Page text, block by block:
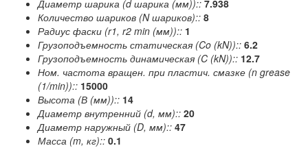
Диаметр шарика (d шарика (мм)):: 7.938
Количество шариков (N шариков):: 8
Радиус фаски (r1, r2 min (мм)):: 1
Грузоподъемность статическая (Co (kN)):: 6.2
Грузоподъемность динамическая (C (kN)):: 12.7
Ном. частота вращен. при пластич. смазке (n grease
(1/min)):: 15000
Высота (В (мм)):: 14
Диаметр внутренний (d, мм):: 20
Диаметр наружный (D, мм):: 47
Масса (m, кг):: 0.1